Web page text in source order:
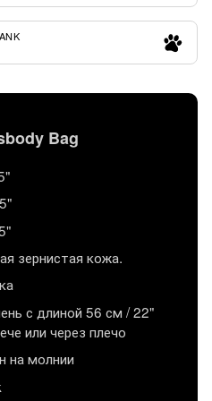
Bag
зернистая кожа.
с длиной 56 см / 22"
или через плечо
на молнии